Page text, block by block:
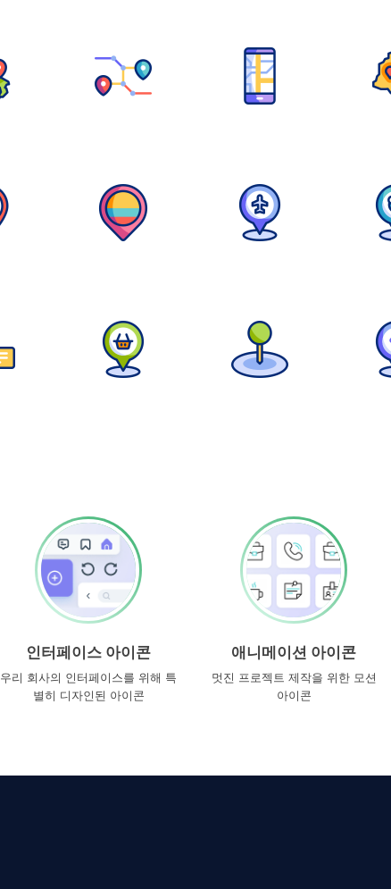
인터페이스 아이콘
우리 회사의 인터페이스를 위해 특
별히 디자인된 아이콘
애니메이션 아이콘
멋진 프로젝트 제작을 위한 모션
아이콘